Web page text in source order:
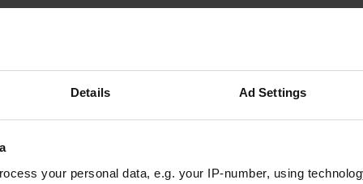
Details Ad Settings
your personal data, e.g. your IP-number, using
avis